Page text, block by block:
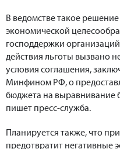
В ведомстве такое
экономической
господдержки
действия льготы вызвано
условия соглашения,
Минфином РФ, о
бюджета на выравнивание
пишет пресс-служба.
Планируется также, что
предотвратит негативные